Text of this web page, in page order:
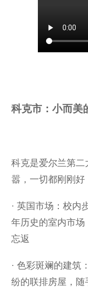
科克市：小而美
科克是爱尔兰第
嚣，一切都刚刚好
· 英国市场：校内
年历史的室内市
忘返
· 色彩斑斓的建筑
纷的联排房屋，